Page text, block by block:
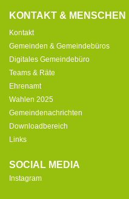
KONTAKT & MENSCHEN
Kontakt
Gemeinden & Gemeindebüros
Digitales Gemeindebüro
Teams & Räte
Ehrenamt
Wahlen 2025
Gemeindenachrichten
Downloadbereich
Links
SOCIAL MEDIA
Instagram